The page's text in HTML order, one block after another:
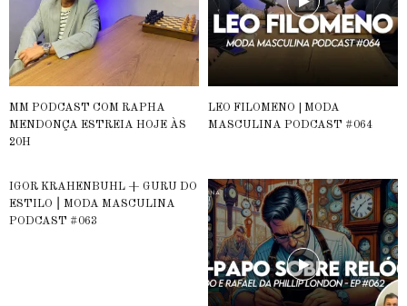
MM PODCAST COM RAPHA
MENDONÇA ESTREIA HOJE ÀS
20H
LEO FILOMENO | MODA
MASCULINA PODCAST #064
IGOR KRAHENBUHL + GURU DO
ESTILO ⎮ MODA MASCULINA
PODCAST #063